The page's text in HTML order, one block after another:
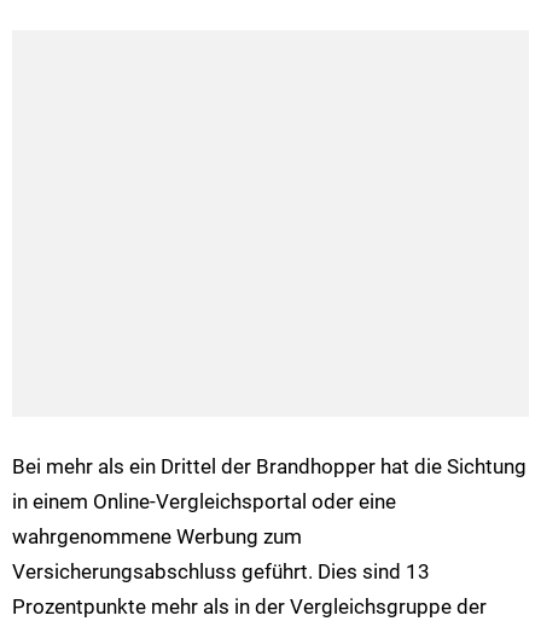
Bei mehr als ein Drittel der Brandhopper hat die Sichtung
in einem Online-Vergleichsportal oder eine
wahrgenommene Werbung zum
Versicherungsabschluss geführt. Dies sind 13
Prozentpunkte mehr als in der Vergleichsgruppe der